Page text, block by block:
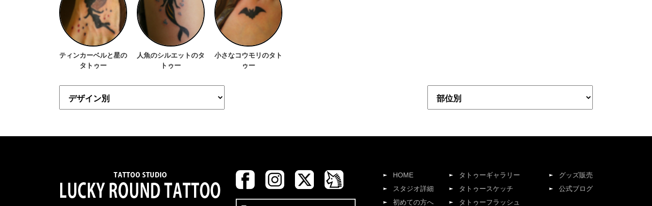
ティンカーベルと星の
タトゥー
人魚のシルエットのタ
トゥー
小さなコウモリのタト
ゥー
HOME
スタジオ詳細
初めての方へ
タトゥーギャラリー
タトゥースケッチ
タトゥーフラッシュ
グッズ販売
公式ブログ